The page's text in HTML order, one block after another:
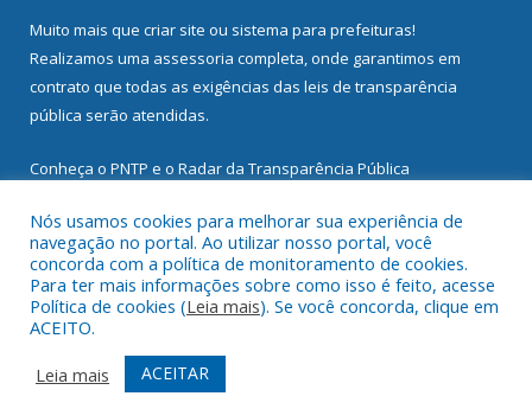
Muito mais que criar site ou sistema para prefeituras!
Realizamos uma assessoria completa, onde garantimos em
contrato que todas as exigências das leis de transparência
pública serão atendidas.
Conheça o PNTP e o Radar da Transparência Pública
Todos os direitos reservados a Prefeitura Municipal de
Mocajuba.
Mapa do Site
Acessar Área Administrativa
Acessar Webmail
Nós usamos cookies para melhorar sua experiência de
navegação no portal. Ao utilizar nosso portal, você
concorda com a política de monitoramento de cookies.
Para ter mais informações sobre como isso é feito, acesse
Política de cookies (Leia mais). Se você concorda, clique em
ACEITO.
Leia mais
ACEITAR